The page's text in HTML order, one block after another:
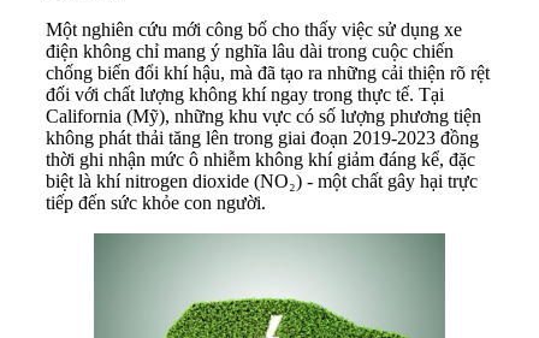
Một nghiên cứu mới công bố cho thấy việc sử dụng xe
điện không chỉ mang ý nghĩa lâu dài trong cuộc chiến
chống biến đổi khí hậu, mà đã tạo ra những cải thiện rõ rệt
đối với chất lượng không khí ngay trong thực tế. Tại
California (Mỹ), những khu vực có số lượng phương tiện
không phát thải tăng lên trong giai đoạn 2019-2023 đồng
thời ghi nhận mức ô nhiễm không khí giảm đáng kể, đặc
biệt là khí nitrogen dioxide (NO₂) - một chất gây hại trực
tiếp đến sức khỏe con người.